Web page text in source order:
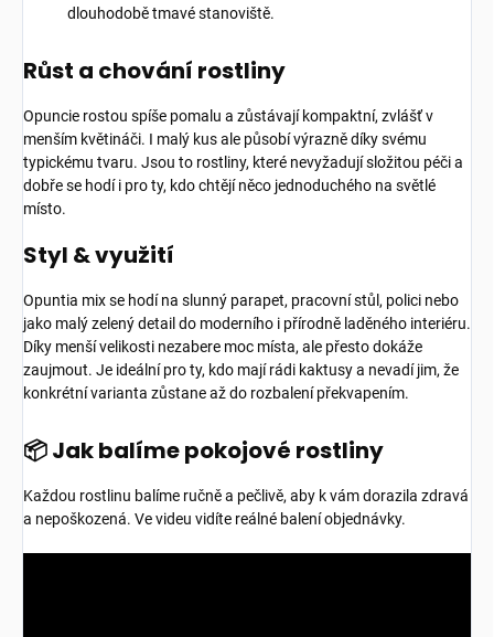
dlouhodobě tmavé stanoviště.
Růst a chování rostliny
Opuncie rostou spíše pomalu a zůstávají kompaktní, zvlášť v
menším květináči. I malý kus ale působí výrazně díky svému
typickému tvaru. Jsou to rostliny, které nevyžadují složitou péči a
dobře se hodí i pro ty, kdo chtějí něco jednoduchého na světlé
místo.
Styl & využití
Opuntia mix se hodí na slunný parapet, pracovní stůl, polici nebo
jako malý zelený detail do moderního i přírodně laděného interiéru.
Díky menší velikosti nezabere moc místa, ale přesto dokáže
zaujmout. Je ideální pro ty, kdo mají rádi kaktusy a nevadí jim, že
konkrétní varianta zůstane až do rozbalení překvapením.
📦 Jak balíme pokojové rostliny
Každou rostlinu balíme ručně a pečlivě, aby k vám dorazila zdravá
a nepoškozená. Ve videu vidíte reálné balení objednávky.